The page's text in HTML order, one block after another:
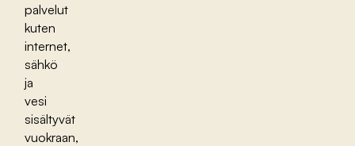
palvelut
kuten
internet,
sähkö
ja
vesi
sisältyvät
vuokraan,